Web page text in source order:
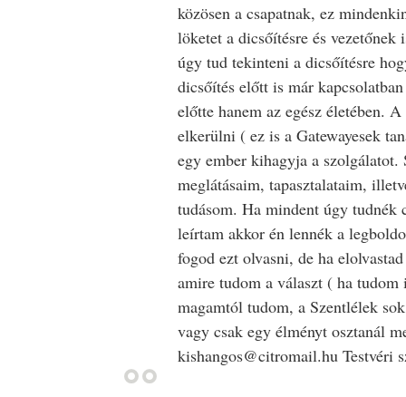
közösen a csapatnak, ez
löketet a dicsőítésre és
úgy tud tekinteni a dicsőítésre
dicsőítés előtt is már
előtte hanem az egész életében.
elkerülni ( ez is a Gatewayesek
egy ember kihagyja a szolgálatot.
meglátásaim, tapasztalataim,
tudásom. Ha mindent úgy tudnék
leírtam akkor én lennék a
fogod ezt olvasni, de ha
amire tudom a választ ( ha tudom
magamtól tudom, a Szentlélek
vagy csak egy élményt osztanál
kishangos@citromail.hu Testvéri